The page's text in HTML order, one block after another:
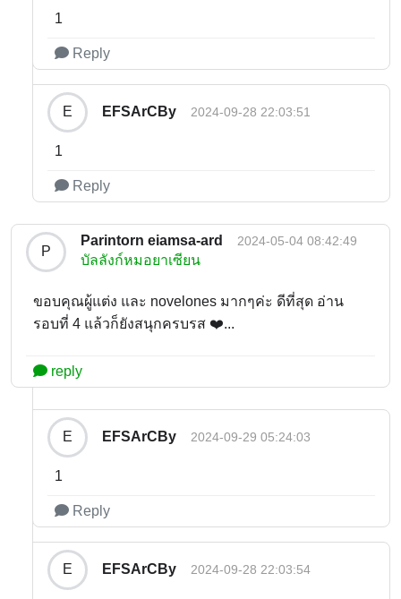
1
Reply
E EFSArCBy 2024-09-28 22:03:51
1
Reply
P
Parintorn eiamsa-ard 2024-05-04 08:42:49
บัลลังก์หมอยาเซียน
ขอบคุณผู้แต่ง และ novelones มากๆค่ะ ดีที่สุด อ่าน
รอบที่ 4 แล้วก็ยังสนุกครบรส ❤️...
reply
E EFSArCBy 2024-09-29 05:24:03
1
Reply
E EFSArCBy 2024-09-28 22:03:54